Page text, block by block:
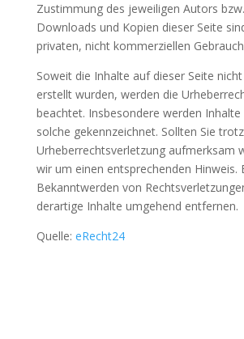
Zustimmung des jeweiligen Autors
Downloads und Kopien dieser Seite
privaten, nicht kommerziellen
Soweit die Inhalte auf dieser Seite
erstellt wurden, werden die
beachtet. Insbesondere werden
solche gekennzeichnet. Sollten Sie
Urheberrechtsverletzung aufmerksam
wir um einen entsprechenden Hinweis.
Bekanntwerden von
derartige Inhalte umgehend entfernen.
Quelle: eRecht24